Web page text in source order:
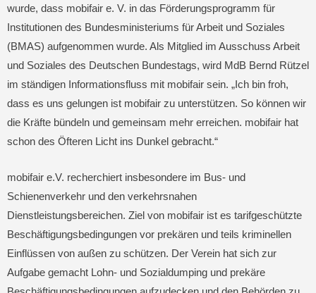
wurde, dass mobifair e. V. in das Förderungsprogramm für
Institutionen des Bundesministeriums für Arbeit und Soziales
(BMAS) aufgenommen wurde. Als Mitglied im Ausschuss Arbeit
und Soziales des Deutschen Bundestags, wird MdB Bernd Rützel
im ständigen Informationsfluss mit mobifair sein. „Ich bin froh,
dass es uns gelungen ist mobifair zu unterstützen. So können wir
die Kräfte bündeln und gemeinsam mehr erreichen. mobifair hat
schon des Öfteren Licht ins Dunkel gebracht.“
mobifair e.V. recherchiert insbesondere im Bus- und
Schienenverkehr und den verkehrsnahen
Dienstleistungsbereichen. Ziel von mobifair ist es tarifgeschützte
Beschäftigungsbedingungen vor prekären und teils kriminellen
Einflüssen von außen zu schützen. Der Verein hat sich zur
Aufgabe gemacht Lohn- und Sozialdumping und prekäre